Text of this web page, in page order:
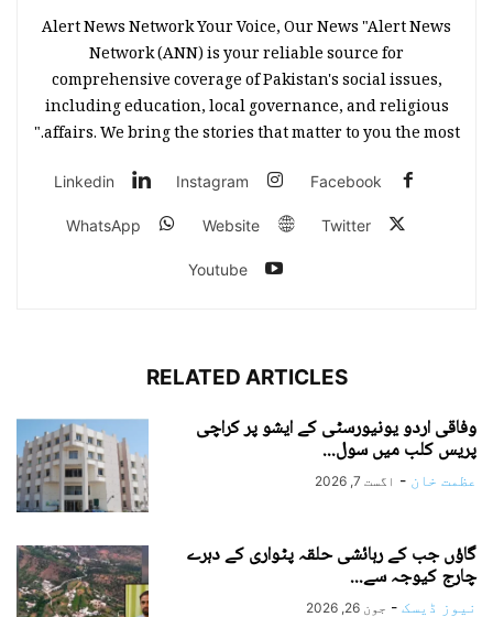
Alert News Network Your Voice, Our News "Alert News
Network (ANN) is your reliable source for
comprehensive coverage of Pakistan's social issues,
including education, local governance, and religious
affairs. We bring the stories that matter to you the most."
Facebook
Instagram
Linkedin
Twitter
Website
WhatsApp
Youtube
RELATED ARTICLES
وفاقی اردو یونیورسٹی کے ایشو پر کراچی
پریس کلب میں سول...
عظمت خان - اگست 7, 2026
گاؤں جب کے رہائشی حلقہ پٹواری کے دہرے
چارج کیوجہ سے...
نیوز ڈیسک - جون 26, 2026